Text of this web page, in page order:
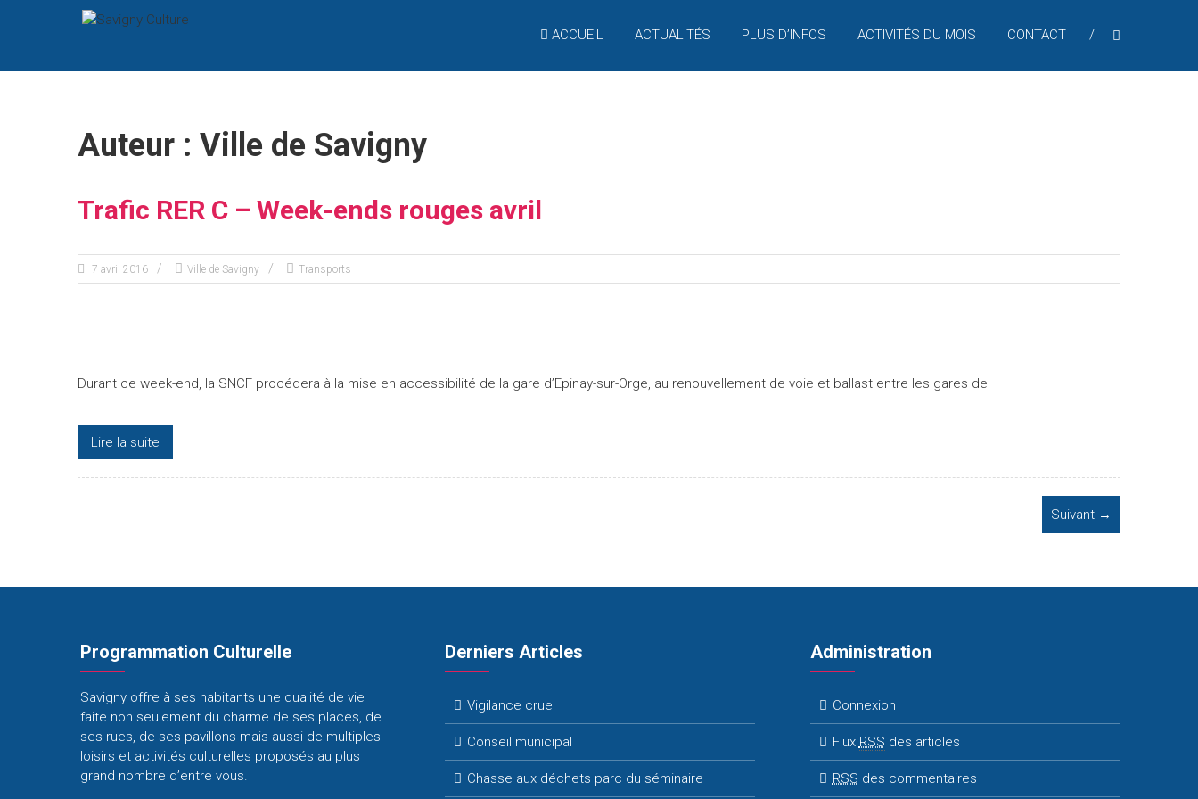
SAVIGNY CULTURE ACCUEIL ACTUALITÉS PLUS D’INFOS ACTIVITÉS DU MOIS CONTACT
Auteur : Ville de Savigny
Trafic RER C – Week-ends rouges avril
7 avril 2016 Ville de Savigny Transports
Durant ce week-end, la SNCF procédera à la mise en accessibilité de la gare d’Epinay-sur-Orge, au renouvellement de voie et ballast entre les gares de
Lire la suite
Suivant →
Programmation Culturelle
Savigny offre à ses habitants une qualité de vie
faite non seulement du charme de ses places, de
ses rues, de ses pavillons mais aussi de multiples
loisirs et activités culturelles proposés au plus
grand nombre d’entre vous.
Derniers Articles
Vigilance crue
Conseil municipal
Chasse aux déchets parc du séminaire
Administration
Connexion
Flux RSS des articles
RSS des commentaires